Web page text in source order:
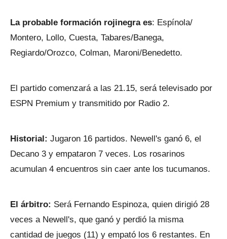
La probable formación rojinegra es: Espínola/
Montero, Lollo, Cuesta, Tabares/Banega,
Regiardo/Orozco, Colman, Maroni/Benedetto.
El partido comenzará a las 21.15, será televisado por
ESPN Premium y transmitido por Radio 2.
Historial: Jugaron 16 partidos. Newell's ganó 6, el
Decano 3 y empataron 7 veces. Los rosarinos
acumulan 4 encuentros sin caer ante los tucumanos.
El árbitro: Será Fernando Espinoza, quien dirigió 28
veces a Newell's, que ganó y perdió la misma
cantidad de juegos (11) y empató los 6 restantes. En